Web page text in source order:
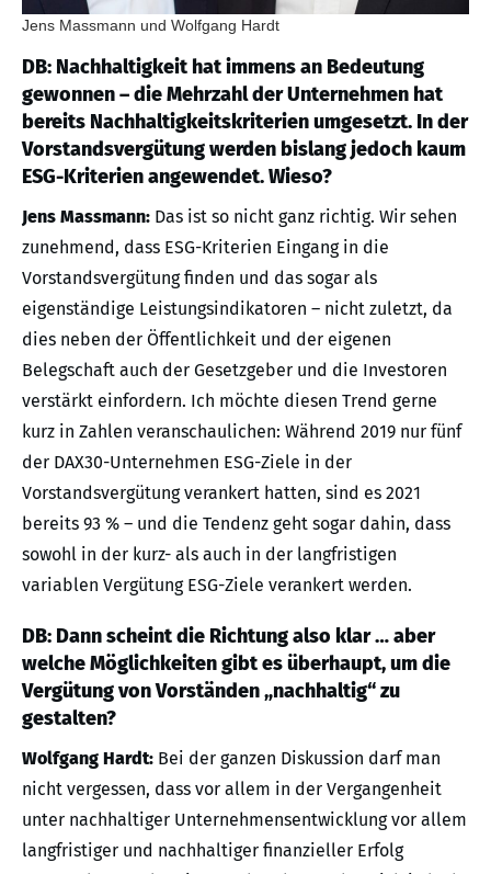
Jens Massmann und Wolfgang Hardt
DB: Nachhaltigkeit hat immens an Bedeutung
gewonnen – die Mehrzahl der Unternehmen hat
bereits Nachhaltigkeitskriterien umgesetzt. In der
Vorstandsvergütung werden bislang jedoch kaum
ESG-Kriterien angewendet. Wieso?
Jens Massmann: Das ist so nicht ganz richtig. Wir sehen
zunehmend, dass ESG-Kriterien Eingang in die
Vorstandsvergütung finden und das sogar als
eigenständige Leistungsindikatoren – nicht zuletzt, da
dies neben der Öffentlichkeit und der eigenen
Belegschaft auch der Gesetzgeber und die Investoren
verstärkt einfordern. Ich möchte diesen Trend gerne
kurz in Zahlen veranschaulichen: Während 2019 nur fünf
der DAX30-Unternehmen ESG-Ziele in der
Vorstandsvergütung verankert hatten, sind es 2021
bereits 93 % – und die Tendenz geht sogar dahin, dass
sowohl in der kurz- als auch in der langfristigen
variablen Vergütung ESG-Ziele verankert werden.
DB: Dann scheint die Richtung also klar … aber
welche Möglichkeiten gibt es überhaupt, um die
Vergütung von Vorständen „nachhaltig“ zu
gestalten?
Wolfgang Hardt: Bei der ganzen Diskussion darf man
nicht vergessen, dass vor allem in der Vergangenheit
unter nachhaltiger Unternehmensentwicklung vor allem
langfristiger und nachhaltiger finanzieller Erfolg